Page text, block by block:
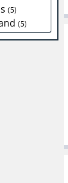
(5)
(5)